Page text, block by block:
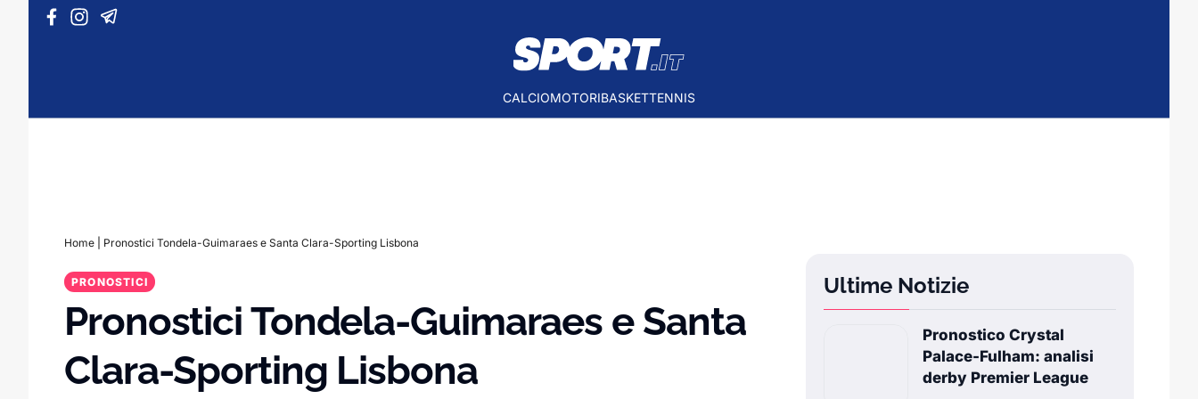
Vai al contenuto
CALCIOMOTORIBASKETTENNIS
Home Pronostici Tondela-Guimaraes e Santa Clara-Sporting Lisbona
PRONOSTICI
Pronostici Tondela-Guimaraes e Santa
Clara-Sporting Lisbona
Ultime Notizie
Pronostico Crystal
Palace-Fulham: analisi
derby Premier League